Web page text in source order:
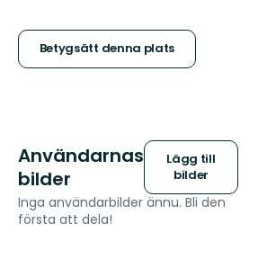
stjärnor
Betygsätt denna plats
Användarnas
bilder
Lägg till
bilder
Inga användarbilder ännu. Bli den
första att dela!